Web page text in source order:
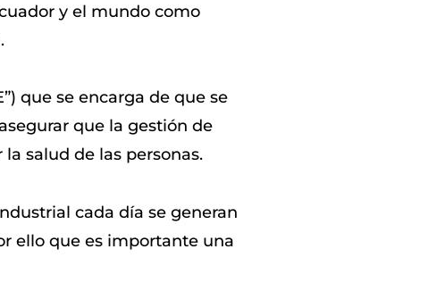
y el mundo como
que se encarga de que se
que la gestión de
salud de las personas.
cada día se generan
ello que es importante una